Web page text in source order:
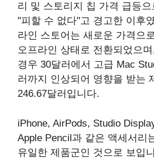
리 및 스토리지 칩 가격 급등
"피할 수 없다"고 경고한 이후
라인 스토어는 새로운 가격으
오프라인 상태로 전환되었으
경우 30달러에서 고급 Mac
러까지 인상되어 영향을 받는
246.67달러입니다.
iPhone, AirPods, Studio
Apple Pencil과 같은 액세서리
유일한 제품군인 것으로 보입